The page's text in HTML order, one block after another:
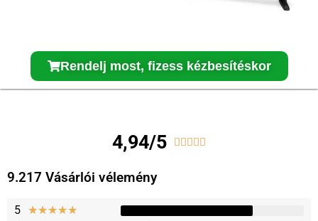
Rendelj most, fizess kézbesítéskor
4,94/5     
9.217 Vásárlói vélemény
5 ★★★★★